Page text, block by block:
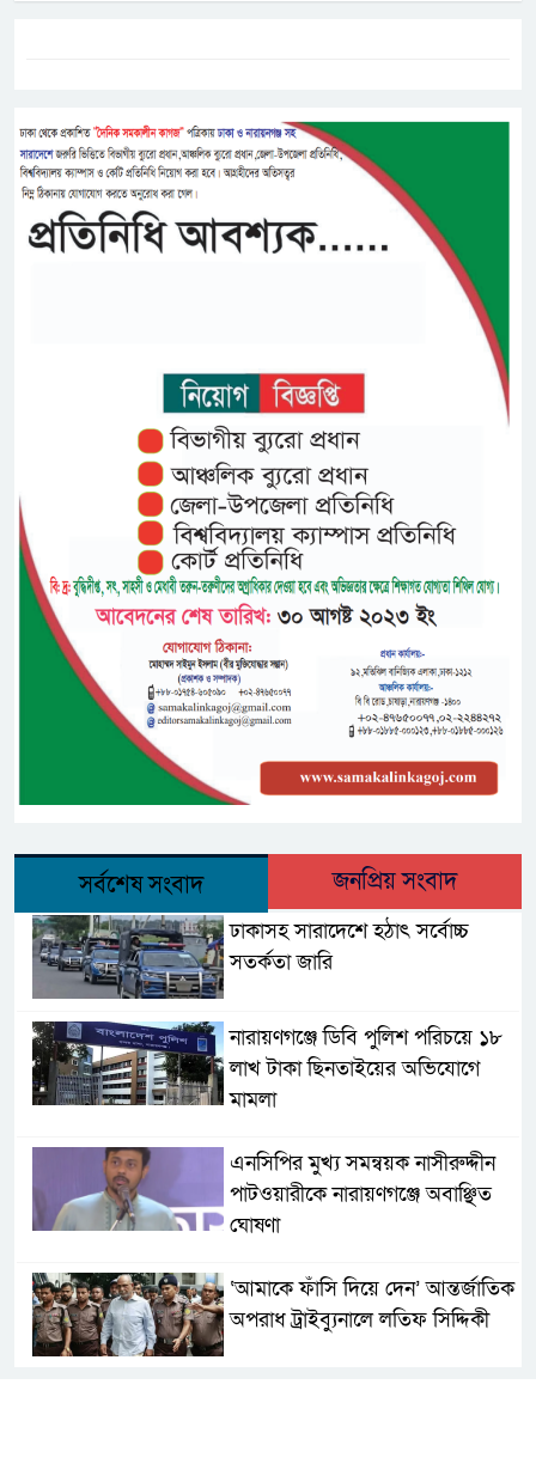
সর্বশেষ সংবাদ জনপ্রিয় সংবাদ
ঢাকাসহ সারাদেশে হঠাৎ সর্বোচ্চ
সতর্কতা জা‌রি
নারায়ণগঞ্জে ডিবি পুলিশ পরিচয়ে ১৮
লাখ টাকা ছিনতাইয়ের অভিযোগে
মামলা
এনসিপির মুখ্য সমন্বয়ক নাসীরুদ্দীন
পাটওয়ারীকে নারায়ণগঞ্জে অবাঞ্ছিত
ঘোষণা
‘আমাকে ফাঁসি দিয়ে দেন’ আন্তর্জাতিক
অপরাধ ট্রাইব্যুনালে লতিফ সিদ্দিকী